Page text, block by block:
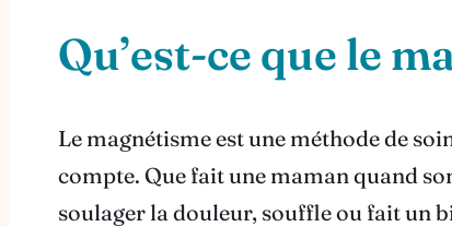
Qu’est-ce que le
Le magnétisme est une méthode de
compte. Que fait une maman quand
soulager la douleur, souffle ou fait un